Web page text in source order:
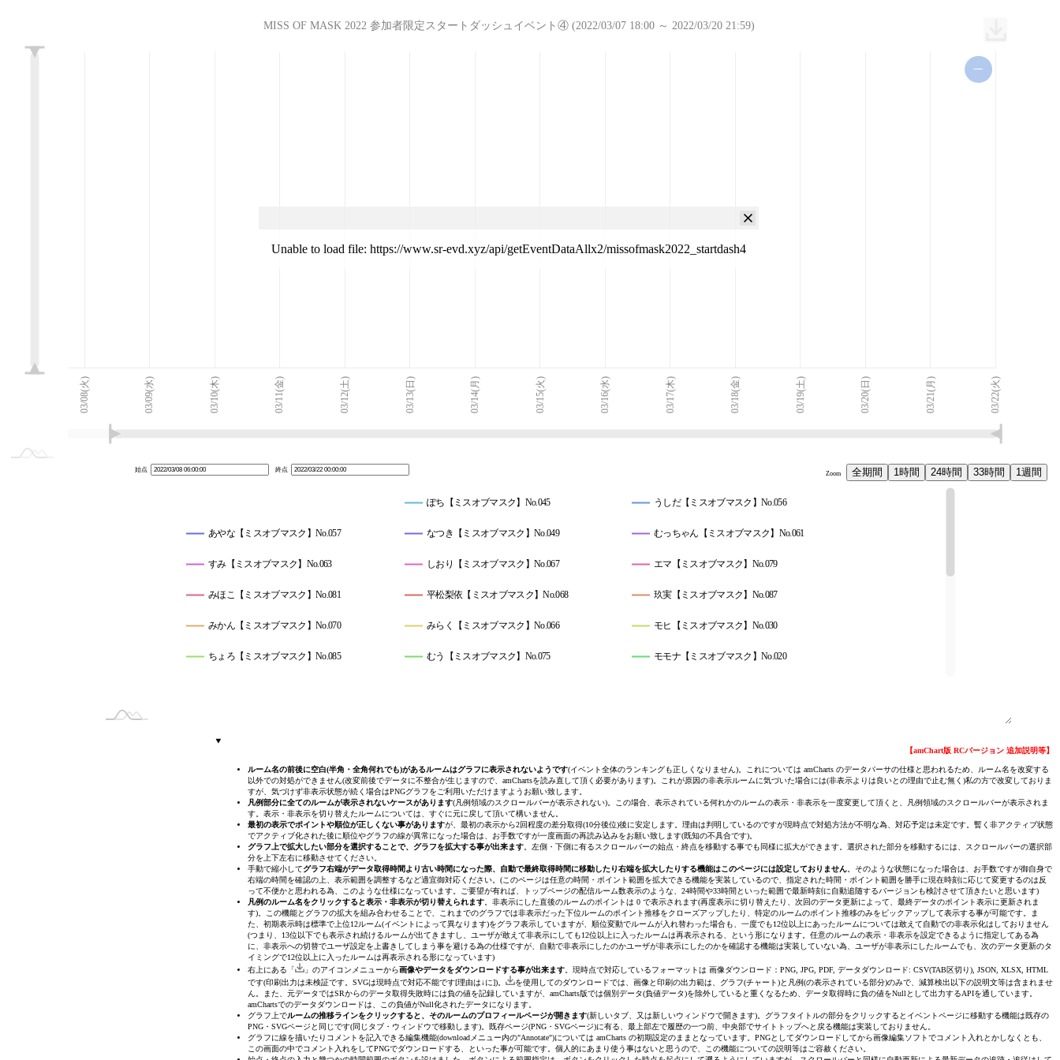
MISS OF MASK 2022 参加者限定スタートダッシュイベント④ (2022/03/07 18:00 ～ 2022/03/20 21:59)
03/07(月)
03/08(火) 03/09(水) 03/10(木) 03/11(金) 03/12(土) 03/13(日) 03/14(月) 03/15(火) 03/16(水) 03/17(木) 03/18(金) 03/19(土) 03/20(日) 03/21(月) 03/22(火)
03/23(水)
Unable to load file: https://www.sr-evd.xyz/api/getEventDataAllx2/missofmask2022_startdash4
始点 終点
Zoom 全期間 1時間 24時間 33時間 1週間
ぽち【ミスオブマスク】No.045 うしだ【ミスオブマスク】No.056
あやな【ミスオブマスク】No.057 なつき【ミスオブマスク】No.049 むっちゃん【ミスオブマスク】No.061
すみ【ミスオブマスク】No.063 しおり【ミスオブマスク】No.067 エマ【ミスオブマスク】No.079
みほこ【ミスオブマスク】No.081 平松梨依【ミスオブマスク】No.068 玖実【ミスオブマスク】No.087
みかん【ミスオブマスク】No.070 みらく【ミスオブマスク】No.066 モヒ【ミスオブマスク】No.030
ちょろ【ミスオブマスク】No.085 むう【ミスオブマスク】No.075 モモナ【ミスオブマスク】No.020
ひかる【ミスオブマスク】No.048 ジュラ【ミスオブマスク】No.028 結香【ミスオブマスク】No.084
ねね【ミスオブマスク】No.074 えな【ミスオブマスク】No.097 りんちょこ【ミスオブマスク】No.099
さっこ【ミスオブマスク】No.095 ゆー【ミスオブマスク】No.102 セリーナ【ミスオブマスク】No.098
あゆ【ミスオブマスク】No.088 みか【ミスオブマスク】No.104
【amChart版 RCバージョン 追加説明等】
ルーム名の前後に空白(半角・全角何れでも)があるルームはグラフに表示されないようです(イベント全体のランキングも正しくなりません)。これについては amCharts のデータパーサの仕様と思われるため、ルーム名を改変する
以外での対処ができません(改変前後でデータに不整合が生じますので、amChartsを読み直して頂く必要があります)。これが原因の非表示ルームに気づいた場合には(非表示よりは良いとの理由で止む無く)私の方で改変しておりま
すが、気づけず非表示状態が続く場合はPNGグラフをご利用いただけますようお願い致します。
凡例部分に全てのルームが表示されないケースがあります(凡例領域のスクロールバーが表示されない)。この場合、表示されている何れかのルームの表示・非表示を一度変更して頂くと、凡例領域のスクロールバーが表示されま
す。表示・非表示を切り替えたルームについては、すぐに元に戻して頂いて構いません。
最初の表示でポイントや順位が正しくない事がありますが、最初の表示から2回程度の差分取得(10分後位)後に安定します。理由は判明しているのですが現時点で対処方法が不明な為、対応予定は未定です。暫く非アクティブ状態
でアクティブ化された後に順位やグラフの線が異常になった場合は、お手数ですが一度画面の再読み込みをお願い致します(既知の不具合です)。
グラフ上で拡大したい部分を選択することで、グラフを拡大する事が出来ます。左側・下側に有るスクロールバーの始点・終点を移動する事でも同様に拡大ができます。選択された部分を移動するには、スクロールバーの選択部
分を上下左右に移動させてください。
手動で縮小してグラフ右端がデータ取得時間より古い時間になった際、自動で最終取得時間に移動したり右端を拡大したりする機能はこのページには設定しておりません。そのような状態になった場合は、お手数ですが御自身で
右端の時間を確認の上、表示範囲を調整するなど適宜御対応ください。 (このページは任意の時間・ポイント範囲を拡大できる機能を実装しているので、指定された時間・ポイント範囲を勝手に現在時刻に応じて変更するのは反
って不便かと思われる為、このような仕様になっています。ご要望が有れば、トップページの配信ルーム数表示のような、24時間や33時間といった範囲で最新時刻に自動追随するバージョンも検討させて頂きたいと思います)
凡例のルーム名をクリックすると表示・非表示が切り替えられます。非表示にした直後のルームのポイントは 0 で表示されます(再度表示に切り替えたり、次回のデータ更新によって、最終データのポイント表示に更新されま
す)。この機能とグラフの拡大を組み合わせることで、これまでのグラフでは非表示だった下位ルームのポイント推移をクローズアップしたり、特定のルームのポイント推移のみをピックアップして表示する事が可能です。ま
た、初期表示時は標準で上位12ルーム(イベントによって異なります)をグラフ表示していますが、順位変動でルームが入れ替わった場合も、一度でも12位以上にあったルームについては敢えて自動での非表示化はしておりません
(つまり、13位以下でも表示され続けるルームが出てきますし、ユーザが敢えて非表示にしても12位以上に入ったルームは再表示される、という形になります。任意のルームの表示・非表示を設定できるように指定してある為
に、非表示への切替でユーザ設定を上書きしてしまう事を避ける為の仕様ですが、自動で非表示にしたのかユーザが非表示にしたのかを確認する機能は実装していない為、ユーザが非表示にしたルームでも、次のデータ更新のタ
イミングで12位以上に入ったルームは再表示される形になっています)
右上にある「
」のアイコンメニューから画像やデータをダウンロードする事が出来ます。現時点で対応しているフォーマットは 画像ダウンロード：PNG, JPG, PDF, データダウンロード: CSV(TAB区切り), JSON, XLSX, HTML
です(印刷出力は未検証です。SVGは現時点で対応不能です[理由は↓に])。
を使用してのダウンロードでは、画像と印刷の出力範は、グラフ(チャート)と凡例(の表示されている部分)のみで、減算検出以下の説明文等は含まれませ
ん。また、元データではSRからのデータ取得失敗時には負の値を記録していますが、amCharts版では個別データ(負値データ)を除外していると重くなるため、データ取得時に負の値をNullとして出力するAPIを通しています。
amChartsでのデータダウンロードは、この負値がNull化されたデータになります。
グラフ上でルームの推移ラインをクリックすると、そのルームのプロフィールページが開きます(新しいタブ、又は新しいウィンドウで開きます)。グラフタイトルの部分をクリックするとイベントページに移動する機能は既存の
PNG・SVGページと同じです(同じタブ・ウィンドウで移動します)。既存ページ(PNG・SVGページ)に有る、最上部左で履歴の一つ前、中央部でサイトトップへと戻る機能は実装しておりません。
グラフに線を描いたりコメントを記入できる編集機能(downloadメニュー内の"Annotate")については amCharts の初期設定のままとなっています。PNGとしてダウンロードしてから画像編集ソフトでコメント入れとかしなくとも、
この画面の中でコメント入れをしてPNGでダウンロードする、といった事が可能です。個人的にあまり使う事はないと思うので、この機能についての説明等はご容赦ください。